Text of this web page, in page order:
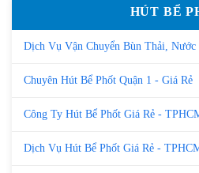
HÚT BỂ
Dịch Vụ Vận Chuyển Bùn Thải,
Chuyên Hút Bể Phốt Quận 1 - Giá Rẻ
Công Ty Hút Bể Phốt Giá Rẻ -
Dịch Vụ Hút Bể Phốt Giá Rẻ -